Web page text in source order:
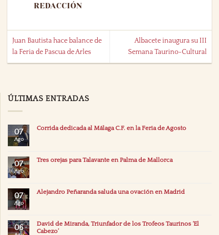
REDACCIÓN
Juan Bautista hace balance de
la Feria de Pascua de Arles
Albacete inaugura su III
Semana Taurino-Cultural
ÚLTIMAS ENTRADAS
07
Ago
Corrida dedicada al Málaga C.F. en la Feria de Agosto
07
Ago
Tres orejas para Talavante en Palma de Mallorca
07
Ago
Alejandro Peñaranda saluda una ovación en Madrid
06
David de Miranda, Triunfador de los Trofeos Taurinos ‘El
Cabezo’